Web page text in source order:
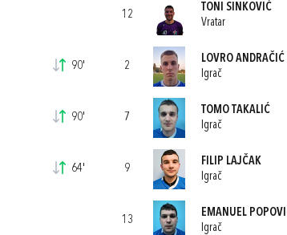
90'
90'
64'
12
TONI SINKOVIĆ
Vratar
2
LOVRO ANDRAČIĆ
Igrač
7
TOMO TAKALIĆ
Igrač
9
FILIP LAJČAK
Igrač
13
EMANUEL
Igrač